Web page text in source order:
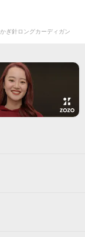
かぎ針ロングカーディガン